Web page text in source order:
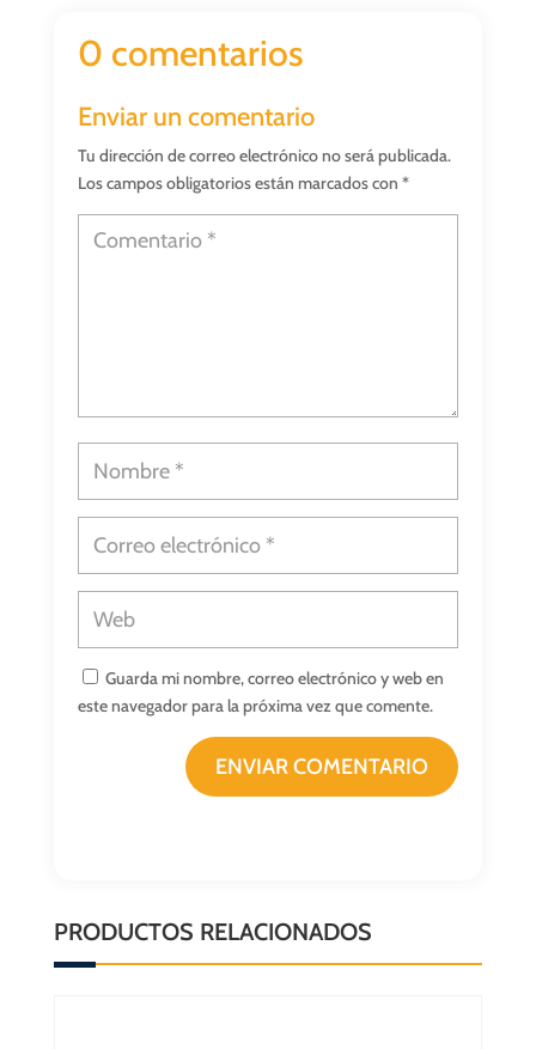
0 comentarios
Enviar un comentario
Tu dirección de correo electrónico no será publicada.
Los campos obligatorios están marcados con *
Guarda mi nombre, correo electrónico y web en
este navegador para la próxima vez que comente.
ENVIAR COMENTARIO
PRODUCTOS RELACIONADOS